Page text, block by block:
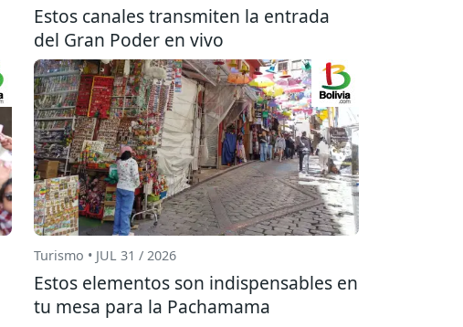
Estos canales transmiten la entrada
del Gran Poder en vivo
Turismo • JUL 31 / 2026
Estos elementos son indispensables en
tu mesa para la Pachamama